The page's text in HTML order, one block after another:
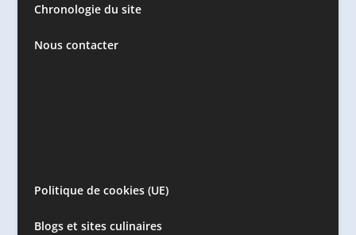
Chronologie du site
Nous contacter
Politique de cookies (UE)
Blogs et sites culinaires